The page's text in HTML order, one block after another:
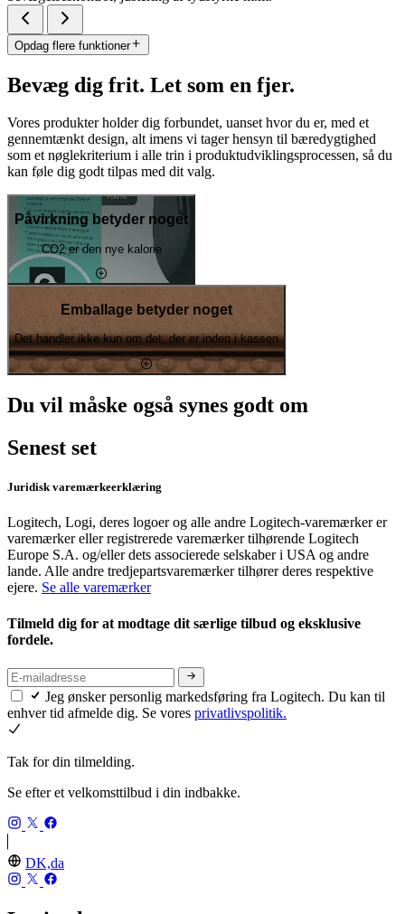
Opdag flere funktioner
Bevæg dig frit. Let som en fjer.
Vores produkter holder dig forbundet, uanset hvor du er, med et
gennemtænkt design, alt imens vi tager hensyn til bæredygtighed
som et nøglekriterium i alle trin i produktudviklingsprocessen, så du
kan føle dig godt tilpas med dit valg.
Påvirkning betyder noget
CO2 er den nye kalorie
Emballage betyder noget
Det handler ikke kun om det, der er inden i kassen
Du vil måske også synes godt om
Senest set
Juridisk varemærkeerklæring
Logitech, Logi, deres logoer og alle andre Logitech-varemærker er
varemærker eller registrerede varemærker tilhørende Logitech
Europe S.A. og/eller dets associerede selskaber i USA og andre
lande. Alle andre tredjepartsvaremærker tilhører deres respektive
ejere. Se alle varemærker
Tilmeld dig for at modtage dit særlige tilbud og eksklusive
fordele.
Jeg ønsker personlig markedsføring fra Logitech. Du kan til
enhver tid afmelde dig. Se vores privatlivspolitik.
Tak for din tilmelding.
Se efter et velkomsttilbud i din indbakke.
DK,da